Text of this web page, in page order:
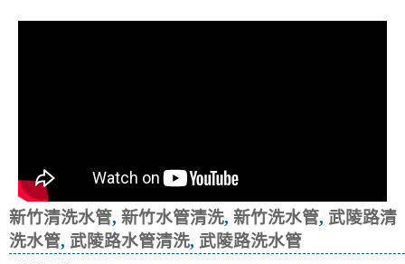
新竹清洗水管, 新竹水管清洗, 新竹洗水管, 武陵路清
洗水管, 武陵路水管清洗, 武陵路洗水管